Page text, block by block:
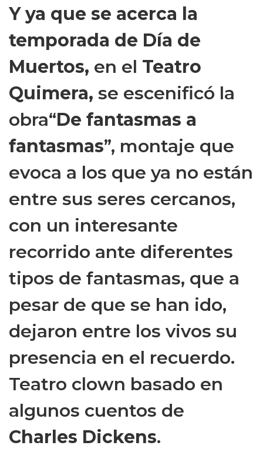
Y ya que se acerca la
temporada de Día de
Muertos, en el Teatro
Quimera, se escenificó la
obra“De fantasmas a
fantasmas”, montaje que
evoca a los que ya no están
entre sus seres cercanos,
con un interesante
recorrido ante diferentes
tipos de fantasmas, que a
pesar de que se han ido,
dejaron entre los vivos su
presencia en el recuerdo.
Teatro clown basado en
algunos cuentos de
Charles Dickens.